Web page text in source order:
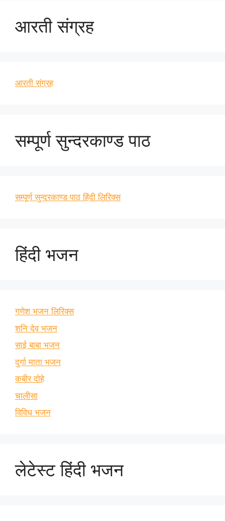
आरती संग्रह
आरती संग्रह
सम्पूर्ण सुन्दरकाण्ड पाठ
सम्पूर्ण सुन्दरकाण्ड पाठ हिंदी लिरिक्स
हिंदी भजन
गणेश भजन लिरिक्स
शनि देव भजन
साई बाबा भजन
दुर्गा माता भजन
कबीर दोहे
चालीसा
विविध भजन
लेटेस्ट हिंदी भजन